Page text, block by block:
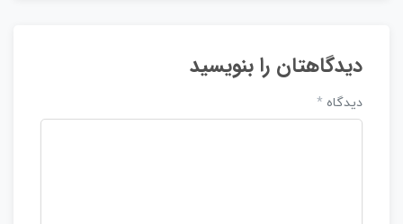
دیدگاهتان را بنویسید
دیدگاه *